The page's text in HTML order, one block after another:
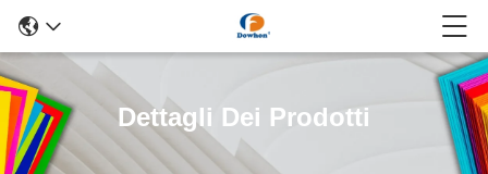
Dettagli Dei Prodotti